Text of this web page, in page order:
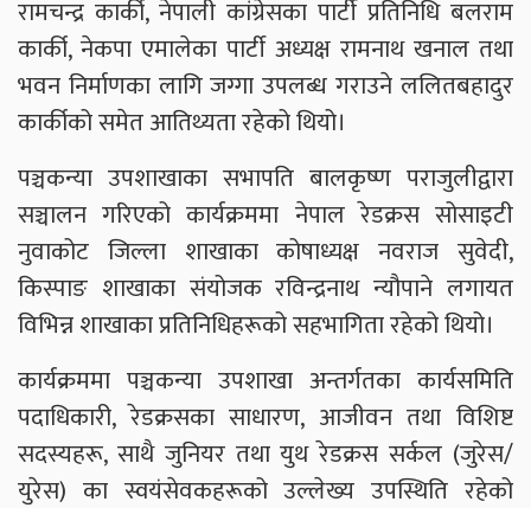
रामचन्द्र कार्की, नेपाली कांग्रेसका पार्टी प्रतिनिधि बलराम
कार्की, नेकपा एमालेका पार्टी अध्यक्ष रामनाथ खनाल तथा
भवन निर्माणका लागि जग्गा उपलब्ध गराउने ललितबहादुर
कार्कीको समेत आतिथ्यता रहेको थियो।
पञ्चकन्या उपशाखाका सभापति बालकृष्ण पराजुलीद्वारा
सञ्चालन गरिएको कार्यक्रममा नेपाल रेडक्रस सोसाइटी
नुवाकोट जिल्ला शाखाका कोषाध्यक्ष नवराज सुवेदी,
किस्पाङ शाखाका संयोजक रविन्द्रनाथ न्यौपाने लगायत
विभिन्न शाखाका प्रतिनिधिहरूको सहभागिता रहेको थियो।
कार्यक्रममा पञ्चकन्या उपशाखा अन्तर्गतका कार्यसमिति
पदाधिकारी, रेडक्रसका साधारण, आजीवन तथा विशिष्ट
सदस्यहरू, साथै जुनियर तथा युथ रेडक्रस सर्कल (जुरेस/
युरेस) का स्वयंसेवकहरूको उल्लेख्य उपस्थिति रहेको